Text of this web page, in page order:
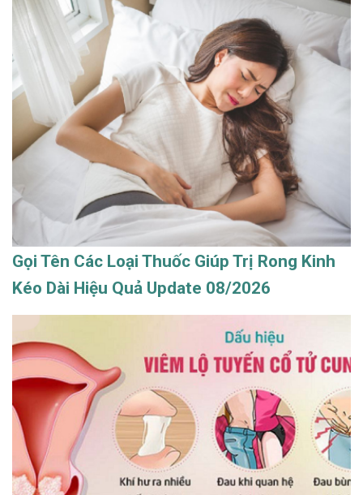
Gọi Tên Các Loại Thuốc Giúp Trị Rong Kinh
Kéo Dài Hiệu Quả Update 08/2026